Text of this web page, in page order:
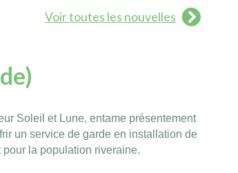
Voir toutes les nouvelles
Soleil et Lune, entame présentement
un service de garde en installation de
la population riveraine.